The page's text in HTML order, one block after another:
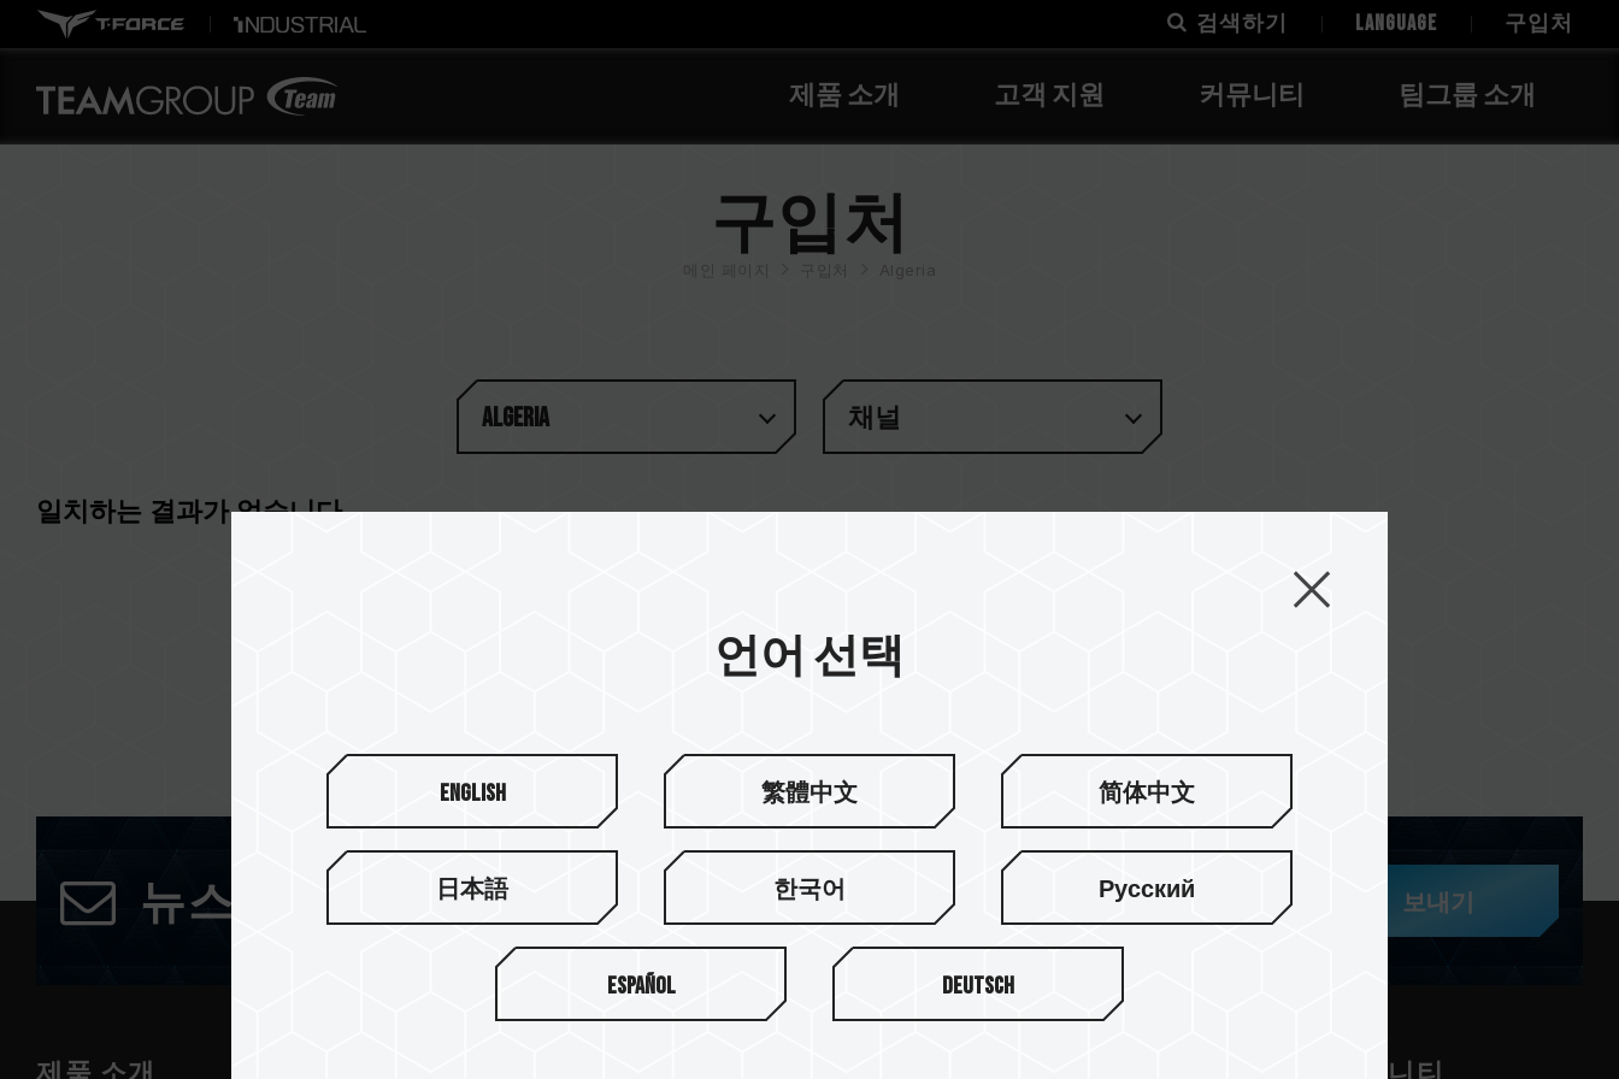
검색하기 LANGUAGE 구입처
제품 소개 고객 지원 커뮤니티 팀그룹 소개
구입처
구입처 Algeria
Algeria 채널
일치하는 결과가 없습니다
뉴스레터 구독 보내기
언어 선택
English 繁體中文 简体中文
日本語 한국어 Русский
Español Deutsch